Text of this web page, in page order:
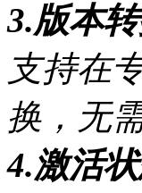
3.版本
支持在
换，无
4.激活